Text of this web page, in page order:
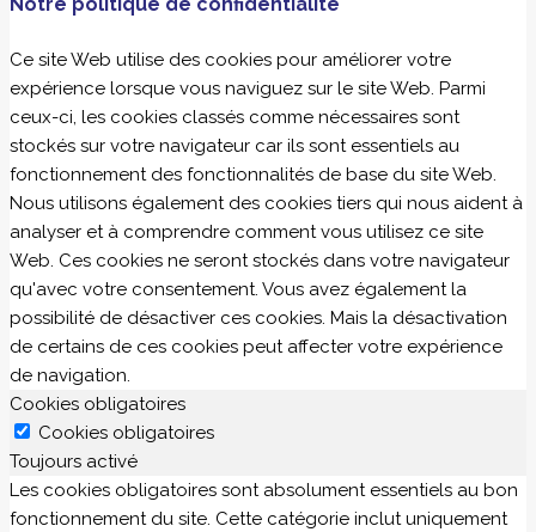
Ce site Web utilise des cookies pour améliorer votre
expérience lorsque vous naviguez sur le site Web. Parmi
ceux-ci, les cookies classés comme nécessaires sont
stockés sur votre navigateur car ils sont essentiels au
fonctionnement des fonctionnalités de base du site Web.
Nous utilisons également des cookies tiers qui nous aident à
analyser et à comprendre comment vous utilisez ce site
Web. Ces cookies ne seront stockés dans votre navigateur
qu'avec votre consentement. Vous avez également la
possibilité de désactiver ces cookies. Mais la désactivation
de certains de ces cookies peut affecter votre expérience
de navigation.
Cookies obligatoires
Cookies obligatoires
Toujours activé
Les cookies obligatoires sont absolument essentiels au bon
fonctionnement du site. Cette catégorie inclut uniquement